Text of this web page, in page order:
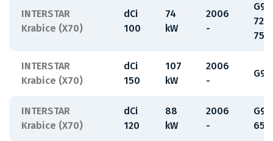
INTERSTAR
Krabice (X70)
dCi
100
74
kW
2006
-
G9U
754
INTERSTAR
Krabice (X70)
dCi
150
107
kW
2006
-
INTERSTAR
Krabice (X70)
dCi
120
88
kW
2006
-
G9U
650